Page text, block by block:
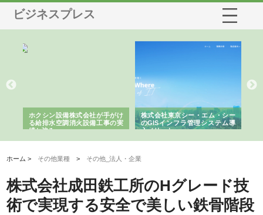
ビジネスプレス
ホクシン設備株式会社が手がけ
る給排水空調消火設備工事の実
績と強み
株式会社東京シー・エム・シー
のGISインフラ管理システム導
入メリット
ホーム > その他業種 > その他_法人・企業
株式会社成田鉄工所のHグレード技
術で実現する安全で美しい鉄骨階段